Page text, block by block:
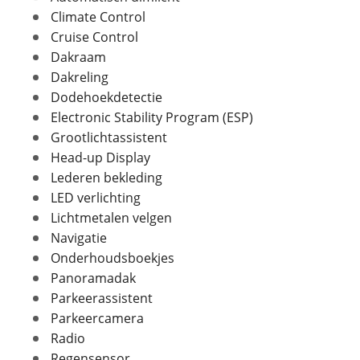
Max trekgewicht geremd
Max trekgewicht ongeremd
In- en exterieur
Aantal deuren
Aantal zitplaatsen
Bekleding
Interieurkleur
Laksoort
Fabriekskleur
Verbruik en milieu
Climate Control
Cruise Control
Dakraam
Dakreling
Dodehoekdetectie
Electronic Stability Program (ESP)
Grootlichtassistent
Head-up Display
Lederen bekleding
LED verlichting
Lichtmetalen velgen
Navigatie
Onderhoudsboekjes
Panoramadak
Parkeerassistent
Parkeercamera
Radio
Foto's
Klik hier om foto's te uploaden
(optioneel)
JPG, PNG (max 10 foto's)
Jouw contactgegevens
Naam
E-mailadres
Telefoonnummer (optioneel)